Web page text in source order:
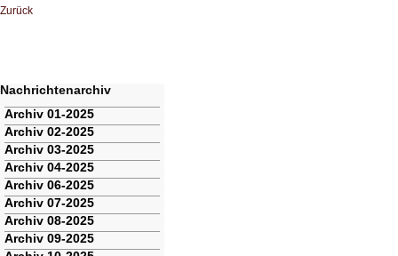
Zurück
Nachrichtenarchiv
Navigation
überspringen
Archiv 01-2025
Archiv 02-2025
Archiv 03-2025
Archiv 04-2025
Archiv 06-2025
Archiv 07-2025
Archiv 08-2025
Archiv 09-2025